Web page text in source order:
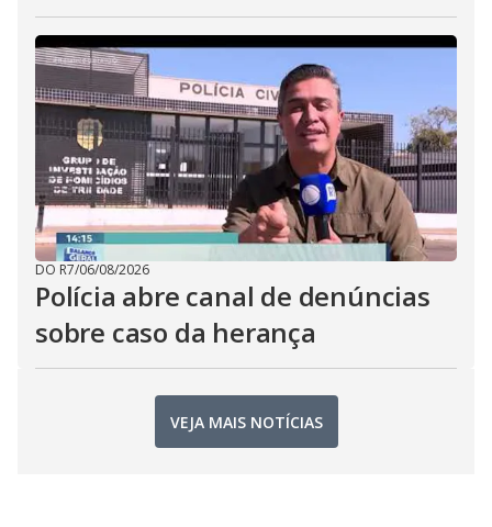
DO R7/06/08/2026
Polícia abre canal de denúncias
sobre caso da herança
VEJA MAIS NOTÍCIAS